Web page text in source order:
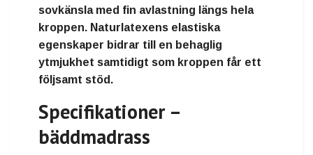
sovkänsla med fin avlastning längs hela
kroppen. Naturlatexens elastiska
egenskaper bidrar till en behaglig
ytmjukhet samtidigt som kroppen får ett
följsamt stöd.
Specifikationer –
bäddmadrass